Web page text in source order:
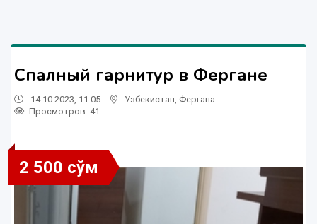
Спалный гарнитур в Фергане
14.10.2023, 11:05 Узбекистан Фергана
Просмотров: 41
2 500 сўм